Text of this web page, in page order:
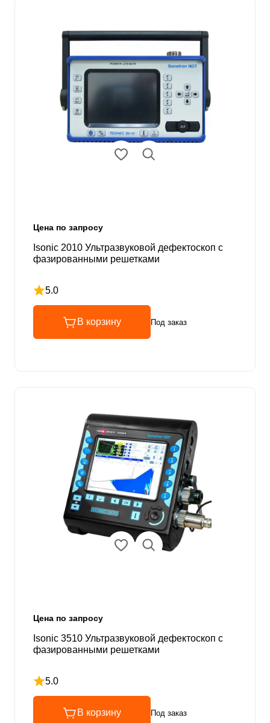
Цена по запросу
Isonic 2010 Ультразвуковой дефектоскоп с
фазированными решетками
5.0
Рейтинг 5 из 5
В корзину Под заказ
Цена по запросу
Isonic 3510 Ультразвуковой дефектоскоп с
фазированными решетками
5.0
Рейтинг 5 из 5
В корзину Под заказ